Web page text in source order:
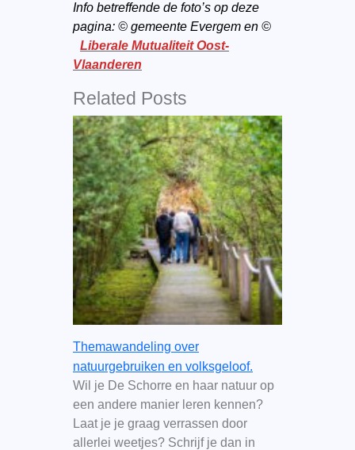
Info betreffende de foto’s op deze
pagina: © gemeente Evergem en ©
Liberale Mutualiteit Oost-
Vlaanderen
Related Posts
Themawandeling over
natuurgebruiken en volksgeloof.
Wil je De Schorre en haar natuur op
een andere manier leren kennen?
Laat je je graag verrassen door
allerlei weetjes? Schrijf je dan in